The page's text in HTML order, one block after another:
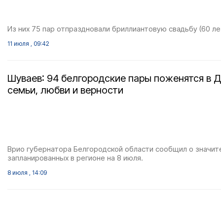
Из них 75 пар отпраздновали бриллиантовую свадьбу (60
11 июля , 09:42
Шуваев: 94 белгородские пары поженятся в
семьи, любви и верности
Врио губернатора Белгородской области сообщил о
запланированных в регионе на 8 июля.
8 июля , 14:09